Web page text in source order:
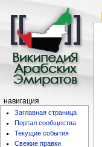
навигация
Заглавная страница
Портал сообщества
Текущие события
Свежие правки